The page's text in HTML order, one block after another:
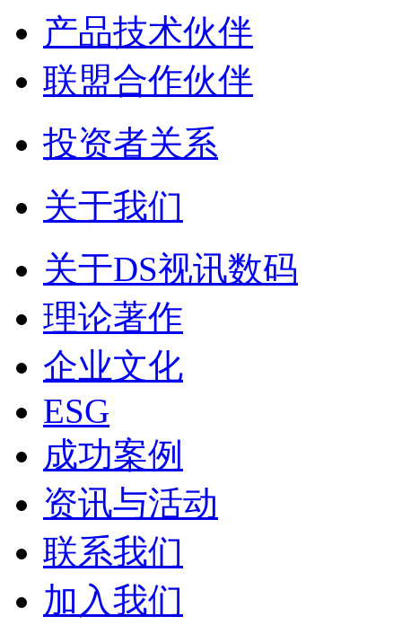
产品技术伙伴
联盟合作伙伴
投资者关系
关于我们
关于DS视讯数码
理论著作
企业文化
ESG
成功案例
资讯与活动
联系我们
加入我们